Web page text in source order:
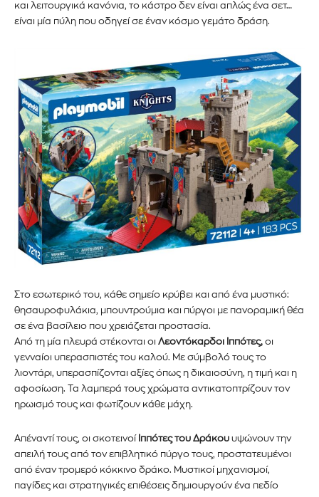
και λειτουργικά κανόνια, το κάστρο δεν είναι απλώς ένα σετ…
είναι μία πύλη που οδηγεί σε έναν κόσμο γεμάτο δράση.
Στο εσωτερικό του, κάθε σημείο κρύβει και από ένα μυστικό:
θησαυροφυλάκια, μπουντρούμια και πύργοι με πανοραμική θέα
σε ένα βασίλειο που χρειάζεται προστασία.
Από τη μία πλευρά στέκονται οι Λεοντόκαρδοι Ιππότες, οι
γενναίοι υπερασπιστές του καλού. Με σύμβολό τους το
λιοντάρι, υπερασπίζονται αξίες όπως η δικαιοσύνη, η τιμή και η
αφοσίωση. Τα λαμπερά τους χρώματα αντικατοπτρίζουν τον
ηρωισμό τους και φωτίζουν κάθε μάχη.
Απέναντί τους, οι σκοτεινοί Ιππότες του Δράκου υψώνουν την
απειλή τους από τον επιβλητικό πύργο τους, προστατευμένοι
από έναν τρομερό κόκκινο δράκο. Μυστικοί μηχανισμοί,
παγίδες και στρατηγικές επιθέσεις δημιουργούν ένα πεδίο